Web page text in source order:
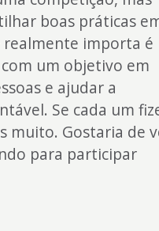
boas práticas
realmente importa é
um objetivo em
e ajudar a
Se cada um
muito. Gostaria de
para participar